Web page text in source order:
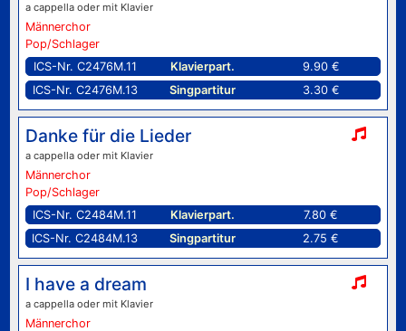
a cappella oder mit Klavier
Männerchor
Pop/Schlager
ICS-Nr. C2476M.11
Klavierpart.
9.90 €
ICS-Nr. C2476M.13
Singpartitur 3.30 €
Danke für die Lieder
a cappella oder mit Klavier
Männerchor
Pop/Schlager
ICS-Nr. C2484M.11
Klavierpart.
7.80 €
ICS-Nr. C2484M.13
Singpartitur 2.75 €
I have a dream
a cappella oder mit Klavier
Männerchor